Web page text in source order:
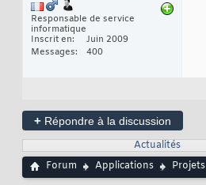
Responsable de service
informatique
Inscrit en
Juin 2009
Messages
400
+ Répondre à la discussion
Actualités
Forum
Applications Projets